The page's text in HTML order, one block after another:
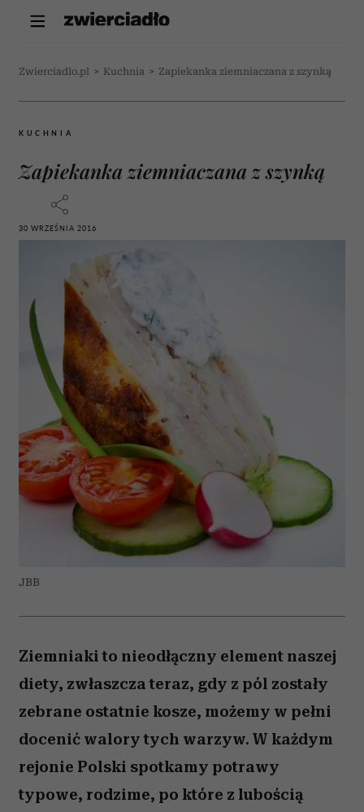
Zwierciadlo.pl > Kuchnia > Zapiekanka ziemniaczana z szynką
KUCHNIA
Zapiekanka ziemniaczana z szynką
30 WRZEŚNIA 2016
JBB
Ziemniaki to nieodłączny element naszej
diety, zwłaszcza teraz, gdy z pól zostały
zebrane ostatnie kosze, możemy w pełni
docenić walory tych warzyw. W każdym
rejonie Polski spotkamy potrawy
typowe, rodzime, po które z lubością